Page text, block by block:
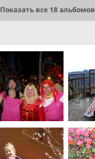
Показать все 18 альбомов